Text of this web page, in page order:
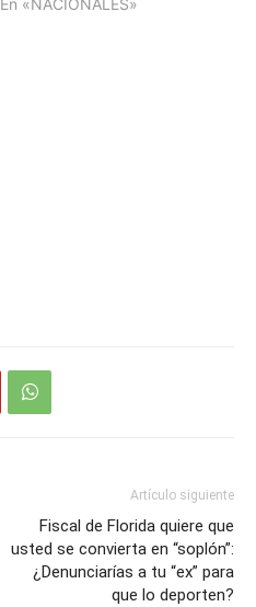
En «NACIONALES»
Artículo siguiente
Fiscal de Florida quiere que
usted se convierta en “soplón”:
¿Denunciarías a tu “ex” para
que lo deporten?